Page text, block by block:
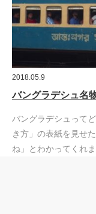
2018.05.9
バングラデシュ名
バングラデシュって
き方」の表紙を見せ
ね」とわかってくれ